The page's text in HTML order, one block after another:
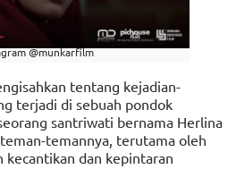
@munkarfilm
tentang kejadian-
terjadi di sebuah pondok
santriwati bernama Herlina
temannya, terutama oleh
kecantikan dan kepintaran